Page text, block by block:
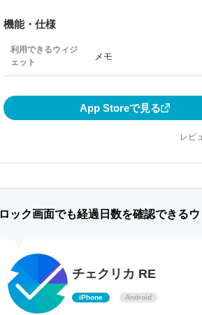
機能・仕様
利用できるウィジ
ェット
メモ
App Storeで見る
レビ
ロック画面でも経過日数を確認できる
チェクリカ RE
iPhone Android